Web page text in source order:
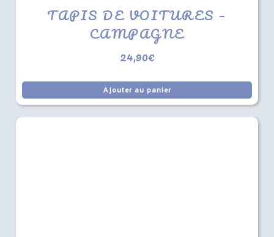
TAPIS DE VOITURES –
CAMPAGNE
24,90€
Ajouter au panier